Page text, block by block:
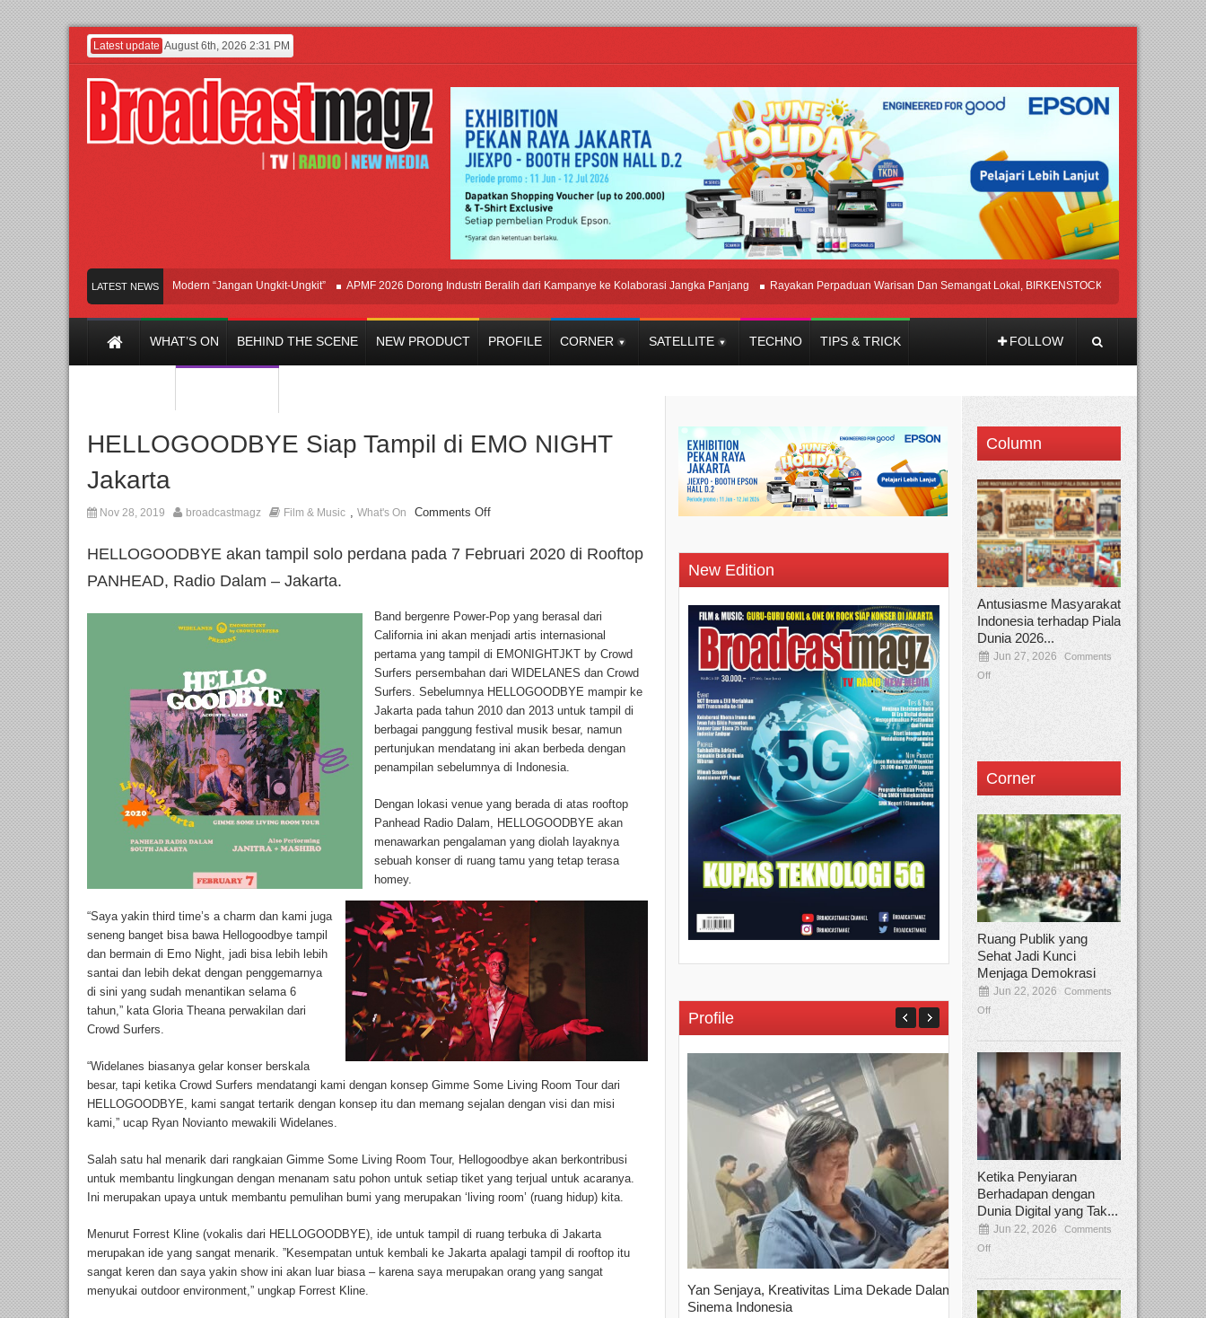
Latest update August 6th, 2026 2:31 PM
LATEST NEWS
Afan Hadirkan Hipdut Modern “Jangan Ungkit-Ungkit” APMF 2026 Dorong Industri Beralih dari Kampanye ke Kolaborasi Jangka Panjang Rayakan Perpaduan Warisan Dan Semangat Lokal, BIRKENSTOCK INDONESIA Membuka
WHAT’S ON BEHIND THE SCENE NEW PRODUCT PROFILE CORNER SATELLITE TECHNO TIPS & TRICK FOLLOW
HELLOGOODBYE Siap Tampil di EMO NIGHT
Jakarta
Nov 28, 2019 broadcastmagz Film & Music , What's On Comments Off
HELLOGOODBYE akan tampil solo perdana pada 7 Februari 2020 di Rooftop
PANHEAD, Radio Dalam – Jakarta.
Band bergenre Power-Pop yang berasal dari
California ini akan menjadi artis internasional
pertama yang tampil di EMONIGHTJKT by Crowd
Surfers persembahan dari WIDELANES dan Crowd
Surfers. Sebelumnya HELLOGOODBYE mampir ke
Jakarta pada tahun 2010 dan 2013 untuk tampil di
berbagai panggung festival musik besar, namun
pertunjukan mendatang ini akan berbeda dengan
penampilan sebelumnya di Indonesia.
Dengan lokasi venue yang berada di atas rooftop
Panhead Radio Dalam, HELLOGOODBYE akan
menawarkan pengalaman yang diolah layaknya
sebuah konser di ruang tamu yang tetap terasa
homey.
“Saya yakin third time’s a charm dan kami juga
seneng banget bisa bawa Hellogoodbye tampil
dan bermain di Emo Night, jadi bisa lebih lebih
santai dan lebih dekat dengan penggemarnya
di sini yang sudah menantikan selama 6
tahun,” kata Gloria Theana perwakilan dari
Crowd Surfers.
“Widelanes biasanya gelar konser berskala
besar, tapi ketika Crowd Surfers mendatangi kami dengan konsep Gimme Some Living Room Tour dari
HELLOGOODBYE, kami sangat tertarik dengan konsep itu dan memang sejalan dengan visi dan misi
kami,” ucap Ryan Novianto mewakili Widelanes.
Salah satu hal menarik dari rangkaian Gimme Some Living Room Tour, Hellogoodbye akan berkontribusi
untuk membantu lingkungan dengan menanam satu pohon untuk setiap tiket yang terjual untuk acaranya.
Ini merupakan upaya untuk membantu pemulihan bumi yang merupakan ‘living room’ (ruang hidup) kita.
Menurut Forrest Kline (vokalis dari HELLOGOODBYE), ide untuk tampil di ruang terbuka di Jakarta
merupakan ide yang sangat menarik. ”Kesempatan untuk kembali ke Jakarta apalagi tampil di rooftop itu
sangat keren dan saya yakin show ini akan luar biasa – karena saya merupakan orang yang sangat
menyukai outdoor environment,” ungkap Forrest Kline.
New Edition
Profile
Yan Senjaya, Kreativitas Lima Dekade Dalam
Sinema Indonesia
Tamee Irelly Menjadi Juri Open
Film Terbaru...
Column
Antusiasme Masyarakat
Indonesia terhadap Piala
Dunia 2026...
Jun 27, 2026
Comments
Off
Corner
Ruang Publik yang
Sehat Jadi Kunci
Menjaga Demokrasi
Jun 22, 2026
Comments
Off
Ketika Penyiaran
Berhadapan dengan
Dunia Digital yang Tak...
Jun 22, 2026
Comments
Off